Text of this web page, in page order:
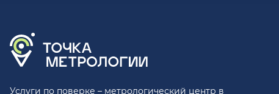
Услуги по поверке – метрологический центр в